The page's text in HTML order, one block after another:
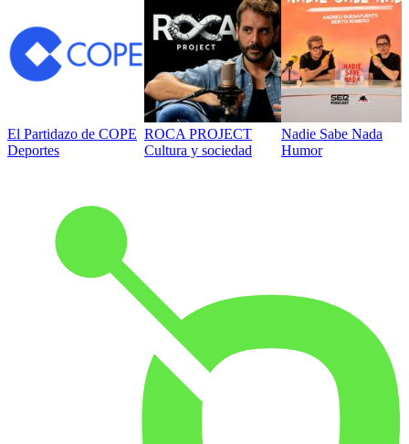
El Partidazo de COPE
Deportes
ROCA PROJECT
Cultura y sociedad
Nadie Sabe Nada
Humor